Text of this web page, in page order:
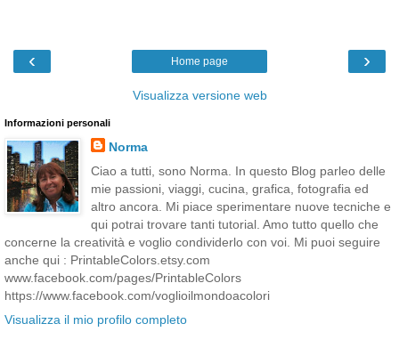
‹ ›
Home page
Visualizza versione web
Informazioni personali
Norma
Ciao a tutti, sono Norma. In questo Blog parleo delle
mie passioni, viaggi, cucina, grafica, fotografia ed
altro ancora. Mi piace sperimentare nuove tecniche e
qui potrai trovare tanti tutorial. Amo tutto quello che
concerne la creatività e voglio condividerlo con voi. Mi puoi seguire
anche qui : PrintableColors.etsy.com
www.facebook.com/pages/PrintableColors
https://www.facebook.com/voglioilmondoacolori
Visualizza il mio profilo completo